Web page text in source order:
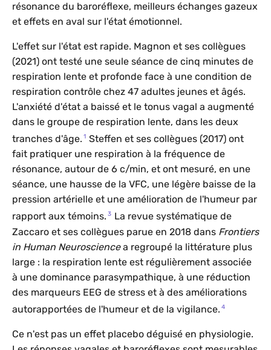
résonance du baroréflexe, meilleurs échanges gazeux
et effets en aval sur l'état émotionnel.
L'effet sur l'état est rapide. Magnon et ses collègues
(2021) ont testé une seule séance de cinq minutes de
respiration lente et profonde face à une condition de
respiration contrôle chez 47 adultes jeunes et âgés.
L'anxiété d'état a baissé et le tonus vagal a augmenté
dans le groupe de respiration lente, dans les deux
tranches d'âge. 1 Steffen et ses collègues (2017) ont
fait pratiquer une respiration à la fréquence de
résonance, autour de 6 c/min, et ont mesuré, en une
séance, une hausse de la VFC, une légère baisse de la
pression artérielle et une amélioration de l'humeur par
rapport aux témoins. 3 La revue systématique de
Zaccaro et ses collègues parue en 2018 dans Frontiers
in Human Neurosciencea regroupé la littérature plus
large : la respiration lente est régulièrement associée
à une dominance parasympathique, à une réduction
des marqueurs EEG de stress et à des améliorations
autorapportées de l'humeur et de la vigilance. 4
Ce n'est pas un effet placebo déguisé en physiologie.